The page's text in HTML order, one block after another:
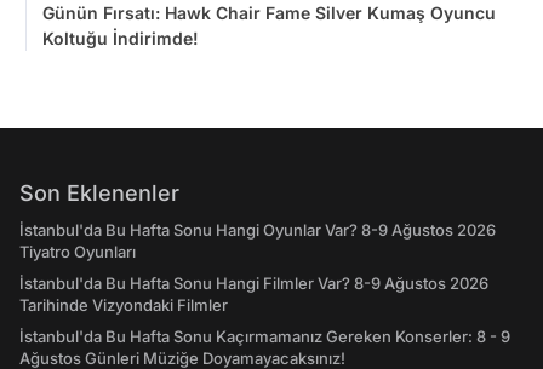
Günün Fırsatı: Hawk Chair Fame Silver Kumaş Oyuncu
Koltuğu İndirimde!
Son Eklenenler
İstanbul'da Bu Hafta Sonu Hangi Oyunlar Var? 8-9 Ağustos 2026
Tiyatro Oyunları
İstanbul'da Bu Hafta Sonu Hangi Filmler Var? 8-9 Ağustos 2026
Tarihinde Vizyondaki Filmler
İstanbul'da Bu Hafta Sonu Kaçırmamanız Gereken Konserler: 8 - 9
Ağustos Günleri Müziğe Doyamayacaksınız!